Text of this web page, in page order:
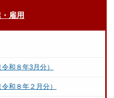
雇用
和８年3月分）
和８年２月分）